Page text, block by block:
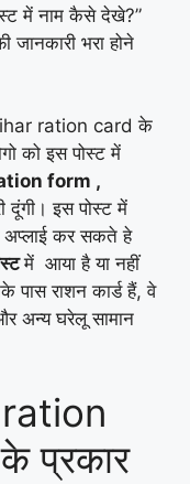
में नाम कैसे देखे?”
भरा होने
ration card के
को इस पोस्ट में
form ,
दूंगी। इस पोस्ट में
अप्लाई कर सकते हे
में आया है या नहीं
पास राशन कार्ड हैं, वे
अन्य घरेलू सामान
प्रकार